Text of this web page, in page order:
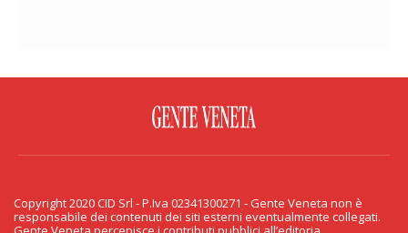
PRIVACY & COOKIE
Copyright 2020 CID Srl - P.Iva 02341300271 - Gente Veneta non è
responsabile dei contenuti dei siti esterni eventualmente collegati.